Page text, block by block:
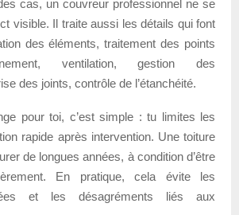
cas, un couvreur professionnel ne se
visible. Il traite aussi les détails qui font
des éléments, traitement des points
ventilation, gestion des
des joints, contrôle de l’étanchéité.
pour toi, c’est simple : tu limites les
rapide après intervention. Une toiture
de longues années, à condition d’être
En pratique, cela évite les
et les désagréments liés aux